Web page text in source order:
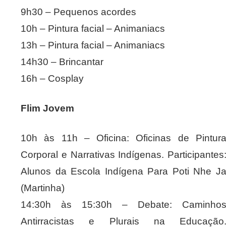
9h30 – Pequenos acordes
10h – Pintura facial – Animaniacs
13h – Pintura facial – Animaniacs
14h30 – Brincantar
16h – Cosplay
Flim Jovem
10h às 11h – Oficina: Oficinas de Pintura
Corporal e Narrativas Indígenas. Participantes:
Alunos da Escola Indígena Para Poti Nhe Ja
(Martinha)
14:30h às 15:30h – Debate: Caminhos
Antirracistas e Plurais na Educação.